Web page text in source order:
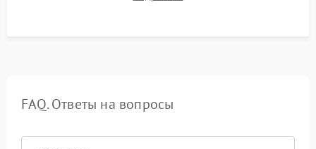
FAQ. Ответы на вопросы